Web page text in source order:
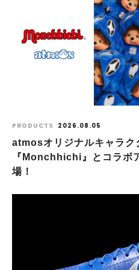
PRODUCTS 2026.08.05
atmosオリジナルキャラク
『Monchhichi』とコラボ
場！